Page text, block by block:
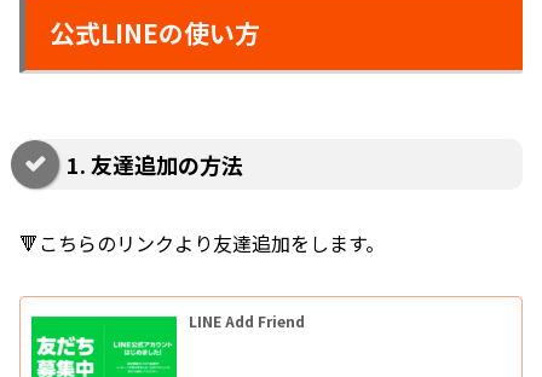
公式LINEの使い方
1. 友達追加の方法
🔻こちらのリンクより友達追加をします。
LINE Add Friend